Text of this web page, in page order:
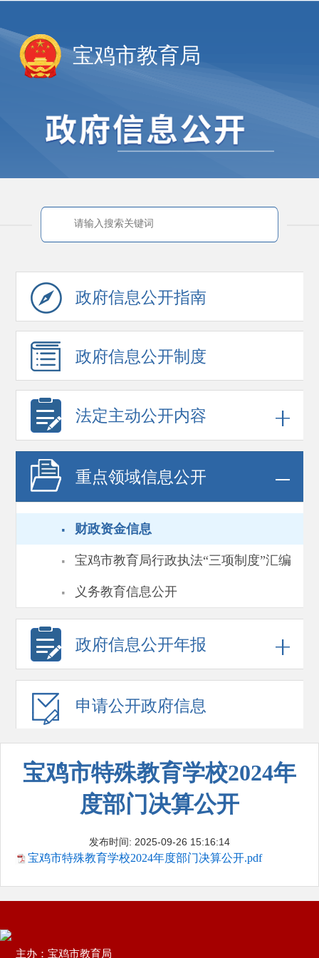
宝鸡市教育局
政府信息公开指南
政府信息公开制度
法定主动公开内容
重点领域信息公开
· 财政资金信息
· 宝鸡市教育局行政执法“三项制度”汇编
· 义务教育信息公开
政府信息公开年报
申请公开政府信息
宝鸡市特殊教育学校2024年
度部门决算公开
发布时间: 2025-09-26 15:16:14
宝鸡市特殊教育学校2024年度部门决算公开.pdf
主办：宝鸡市教育局